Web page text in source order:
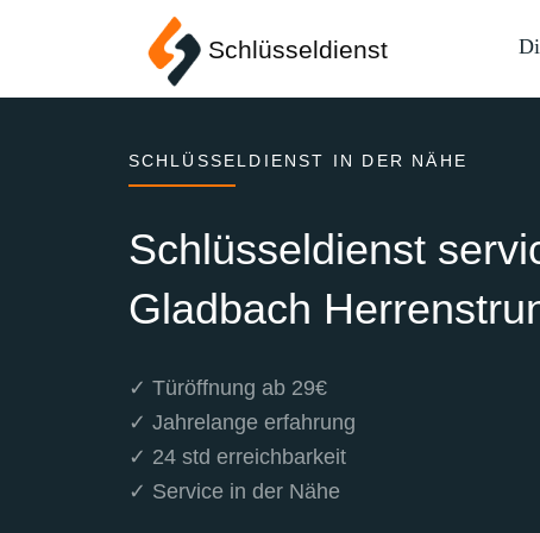
Schlüsseldienst
SCHLÜSSELDIENST IN DER NÄHE
Schlüsseldienst
Gladbach
✓ Türöffnung ab 29€
✓ Jahrelange erfahrung
✓ 24 std erreichbarkeit
✓ Service in der Nähe